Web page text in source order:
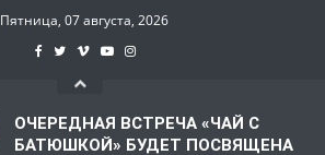
Пятница, 07 августа, 2026
ОЧЕРЕДНАЯ ВСТРЕЧА «ЧАЙ С
БАТЮШКОЙ» БУДЕТ ПОСВЯЩЕНА